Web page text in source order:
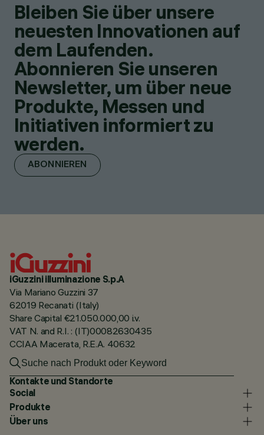
Bleiben Sie über unsere
neuesten Innovationen auf
dem Laufenden.
Abonnieren Sie unseren
Newsletter, um über neue
Produkte, Messen und
Initiativen informiert zu
werden.
ABONNIEREN
iGuzzini illuminazione S.p.A
Via Mariano Guzzini 37
62019 Recanati (Italy)
Share Capital €21.050.000,00 i.v.
VAT N. and R.I. : (IT)00082630435
CCIAA Macerata, R.E.A. 40632
Kontakte und Standorte
Social
Produkte
Über uns